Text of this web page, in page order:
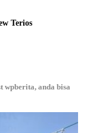
Terios
wpberita, anda bisa